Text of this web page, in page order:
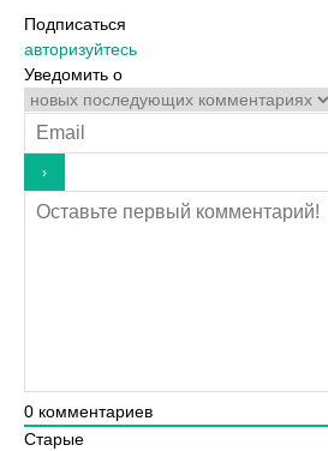
Подписаться
авторизуйтесь
Уведомить о
0 комментариев
Старые